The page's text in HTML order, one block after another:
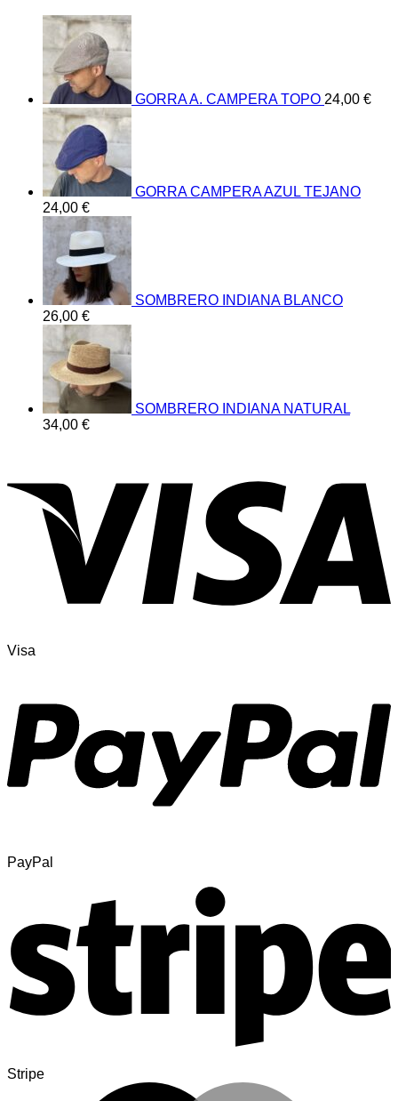
GORRA A. CAMPERA TOPO 24,00 €
GORRA CAMPERA AZUL TEJANO
24,00 €
SOMBRERO INDIANA BLANCO
26,00 €
SOMBRERO INDIANA NATURAL
34,00 €
Visa
PayPal
Stripe